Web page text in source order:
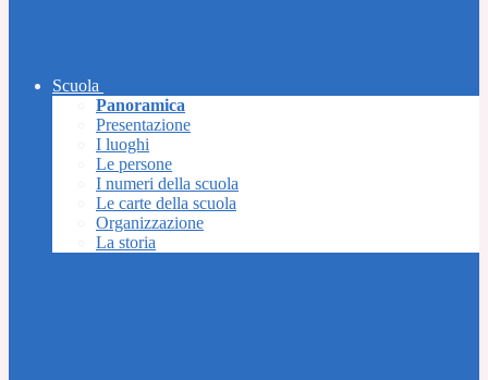
Scuola
Panoramica
Presentazione
I luoghi
Le persone
I numeri della scuola
Le carte della scuola
Organizzazione
La storia